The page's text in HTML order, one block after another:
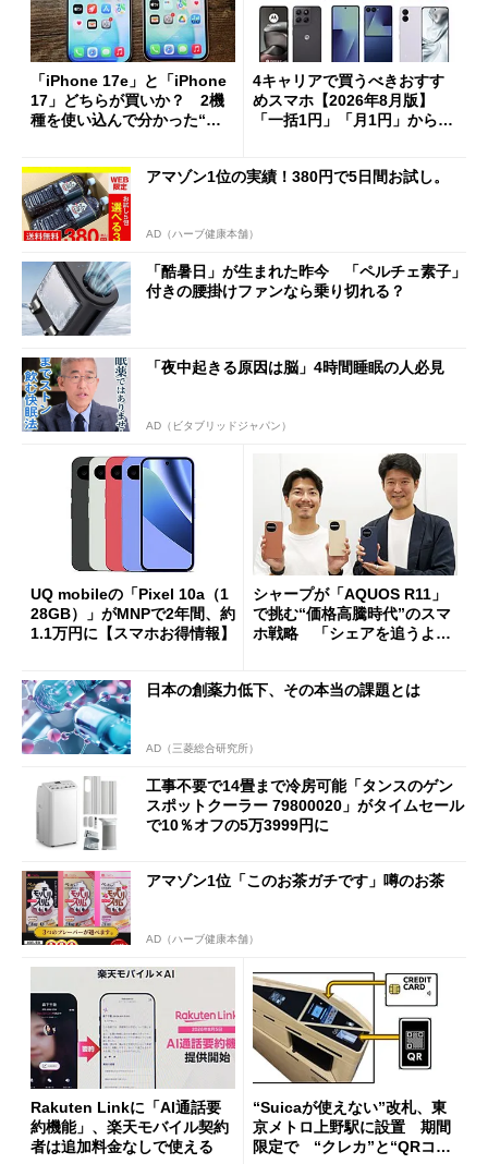
「iPhone 17e」と「iPhone
17」どちらが買いか？ 2機
種を使い込んで分かった“ス
4キャリアで買うべきおすす
めスマホ【2026年8月版】
「一括1円」「月1円」からお
アマゾン1位の実績！380円で5日間お試し。
AD（ハーブ健康本舗）
「酷暑日」が生まれた昨今 「ペルチェ素子」
付きの腰掛けファンなら乗り切れる？
「夜中起きる原因は脳」4時間睡眠の人必見
AD（ビタブリッドジャパン）
UQ mobileの「Pixel 10a（1
28GB）」がMNPで2年間、約
1.1万円に【スマホお得情報】
シャープが「AQUOS R11」
で挑む“価格高騰時代”のスマ
ホ戦略 「シェアを追うより
日本の創薬力低下、その本当の課題とは
AD（三菱総合研究所）
工事不要で14畳まで冷房可能「タンスのゲン
スポットクーラー 79800020」がタイムセール
で10％オフの5万3999円に
アマゾン1位「このお茶ガチです」噂のお茶
AD（ハーブ健康本舗）
Rakuten Linkに「AI通話要
約機能」、楽天モバイル契約
者は追加料金なしで使える
“Suicaが使えない”改札、東
京メトロ上野駅に設置 期間
限定で “クレカ”と“QRコー